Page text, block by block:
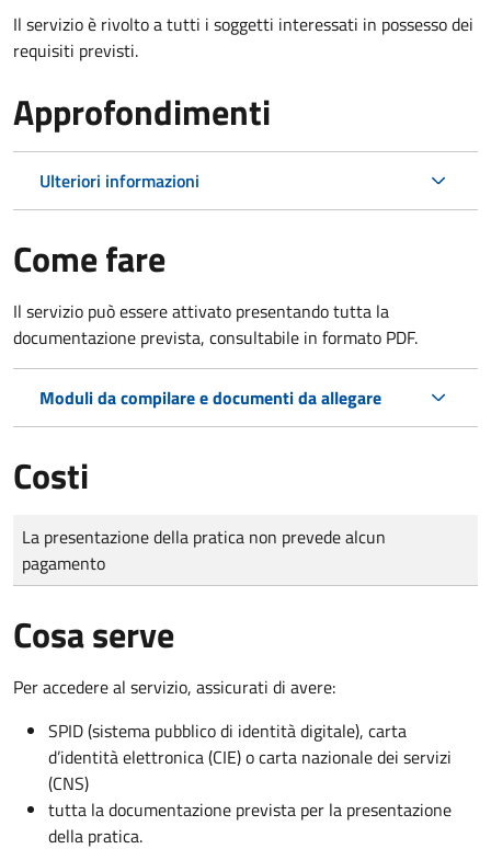
Il servizio è rivolto a tutti i soggetti interessati in possesso dei
requisiti previsti.
Approfondimenti
Ulteriori informazioni
Come fare
Il servizio può essere attivato presentando tutta la
documentazione prevista, consultabile in formato PDF.
Moduli da compilare e documenti da allegare
Costi
Tipo di pagamento
Importo
La presentazione della pratica non prevede alcun
pagamento
Cosa serve
Per accedere al servizio, assicurati di avere:
SPID (sistema pubblico di identità digitale), carta
d’identità elettronica (CIE) o carta nazionale dei servizi
(CNS)
tutta la documentazione prevista per la presentazione
della pratica.